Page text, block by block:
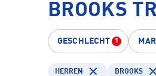
BROOKS
GESCHLECHT 1
HERREN BROOKS